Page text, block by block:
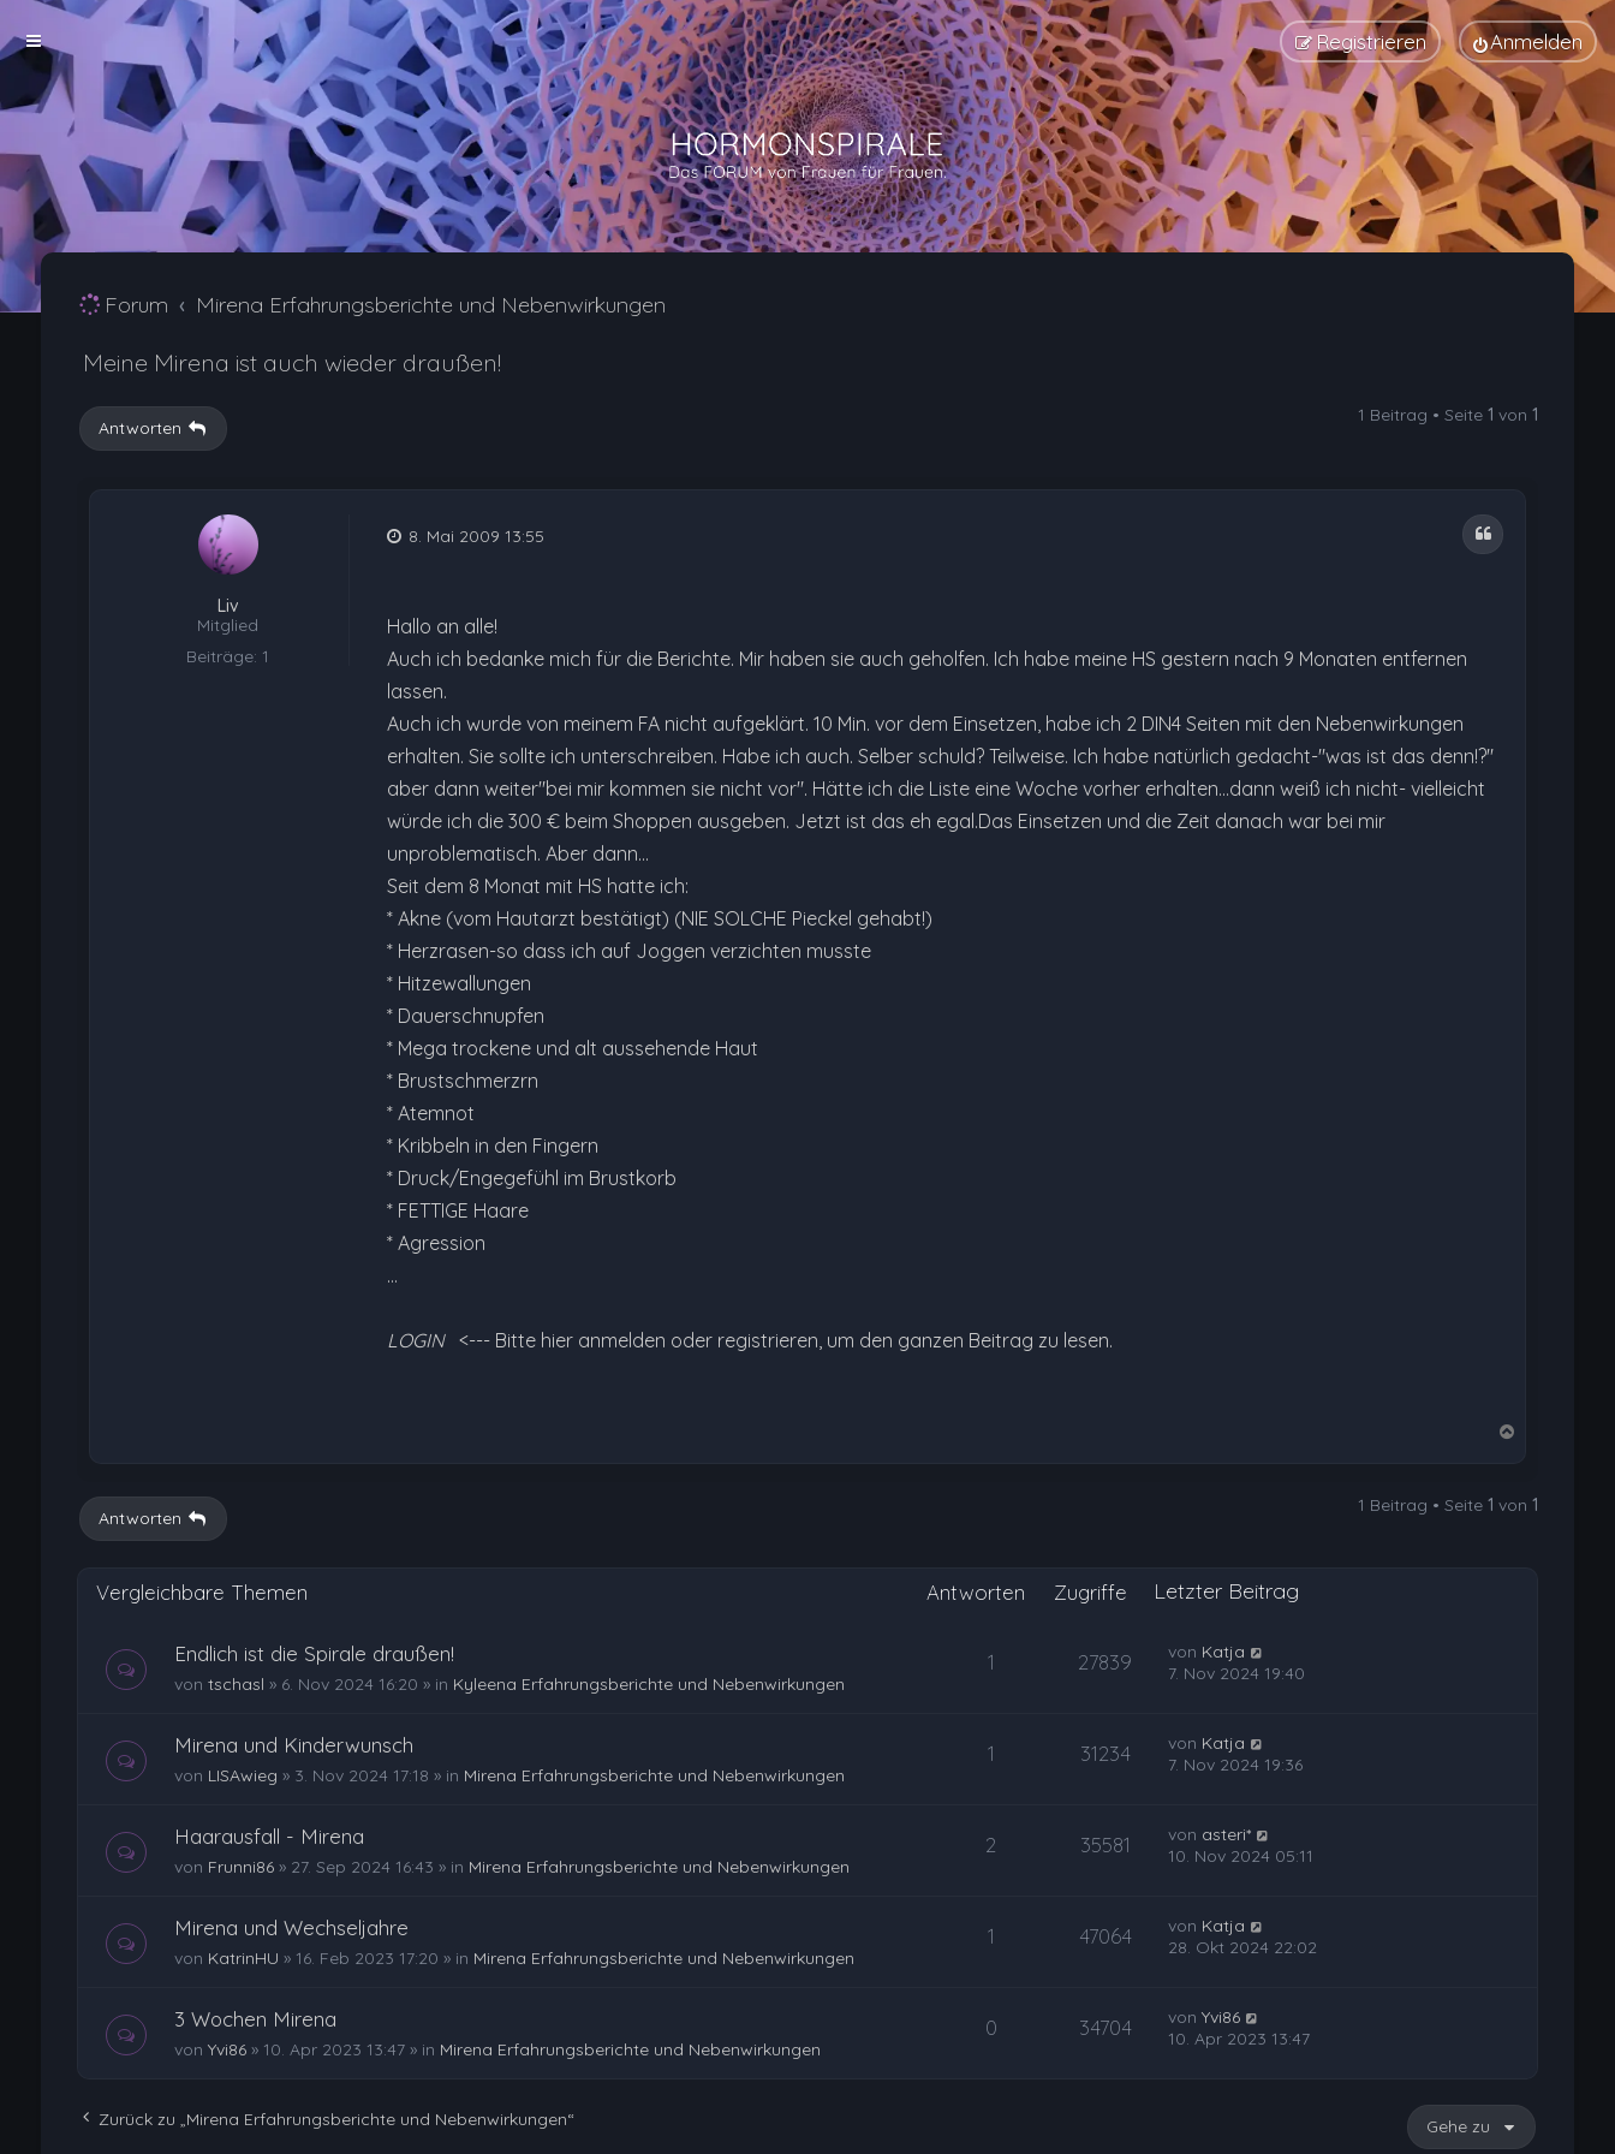
Anmelden
Registrieren
Forum Mirena Erfahrungsberichte und Nebenwirkungen
Meine Mirena ist auch wieder draußen!
Antworten
1 Beitrag • Seite1 von1
Liv
Mitglied
Beiträge: 1
Zitat
8. Mai 2009 13:55
Hallo an alle!
Auch ich bedanke mich für die Berichte. Mir haben sie auch geholfen. Ich habe meine HS gestern nach 9 Monaten entfernen
lassen.
Auch ich wurde von meinem FA nicht aufgeklärt. 10 Min. vor dem Einsetzen, habe ich 2 DIN4 Seiten mit den Nebenwirkungen
erhalten. Sie sollte ich unterschreiben. Habe ich auch. Selber schuld? Teilweise. Ich habe natürlich gedacht-"was ist das denn!?"
aber dann weiter"bei mir kommen sie nicht vor". Hätte ich die Liste eine Woche vorher erhalten...dann weiß ich nicht- vielleicht
würde ich die 300 € beim Shoppen ausgeben. Jetzt ist das eh egal.Das Einsetzen und die Zeit danach war bei mir
unproblematisch. Aber dann...
Seit dem 8 Monat mit HS hatte ich:
* Akne (vom Hautarzt bestätigt) (NIE SOLCHE Pieckel gehabt!)
* Herzrasen-so dass ich auf Joggen verzichten musste
* Hitzewallungen
* Dauerschnupfen
* Mega trockene und alt aussehende Haut
* Brustschmerzrn
* Atemnot
* Kribbeln in den Fingern
* Druck/Engegefühl im Brustkorb
* FETTIGE Haare
* Agression
…
LOGIN <--- Bitte hier anmelden oder registrieren, um den ganzen Beitrag zu lesen.
h
Antworten
1 Beitrag • Seite1 von1
Vergleichbare Themen Antworten Zugriffe Letzter Beitrag
Endlich ist die Spirale draußen!
von tschasl » 6. Nov 2024 16:20 » in Kyleena Erfahrungsberichte und Nebenwirkungen
1 27839 von Katja
7. Nov 2024 19:40
Mirena und Kinderwunsch
von LISAwieg » 3. Nov 2024 17:18 » in Mirena Erfahrungsberichte und Nebenwirkungen
1 31234 von Katja
7. Nov 2024 19:36
Haarausfall - Mirena
von Frunni86» 27. Sep 2024 16:43 » in Mirena Erfahrungsberichte und Nebenwirkungen
2 35581 von asteri*
10. Nov 2024 05:11
Mirena und Wechseljahre
von KatrinHU » 16. Feb 2023 17:20 » in Mirena Erfahrungsberichte und Nebenwirkungen
1 47064 von Katja
28. Okt 2024 22:02
3 Wochen Mirena
von Yvi86» 10. Apr 2023 13:47» in Mirena Erfahrungsberichte und Nebenwirkungen
0 34704 vonYvi86
10. Apr 2023 13:47
Zurück zu „Mirena Erfahrungsberichte und Nebenwirkungen“ Gehe zu